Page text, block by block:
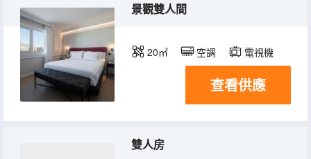
景觀雙人間
20㎡ 空調 電視機
查看供應
雙人房